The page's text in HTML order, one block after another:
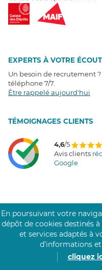
EXPERTS À VOTRE
Un besoin de recrutement
téléphone 7/7
Être rappelé aujourd'hui
TÉMOIGNAGES CLIENTS
4,6/5
Avis clients
Google
En poursuivant votre
dépôt de cookies destinés
et services adaptés à
d’informations
cliquez